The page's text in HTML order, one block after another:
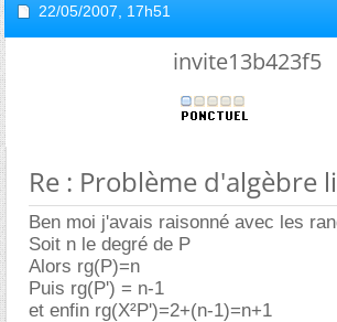
22/05/2007, 17h51
invite13b423f5
Re : Problème d'algèbre
Ben moi j'avais raisonné avec les
Soit n le degré de P
Alors rg(P)=n
Puis rg(P') = n-1
et enfin rg(X²P')=2+(n-1)=n+1